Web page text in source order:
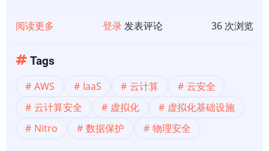
阅读更多
AWS
登录发表评论 36 次浏览
Tags
AWS IaaS 云计算
云安全
云计算安全
虚拟化
虚拟化基础设施
Nitro
数据保护 物理安全